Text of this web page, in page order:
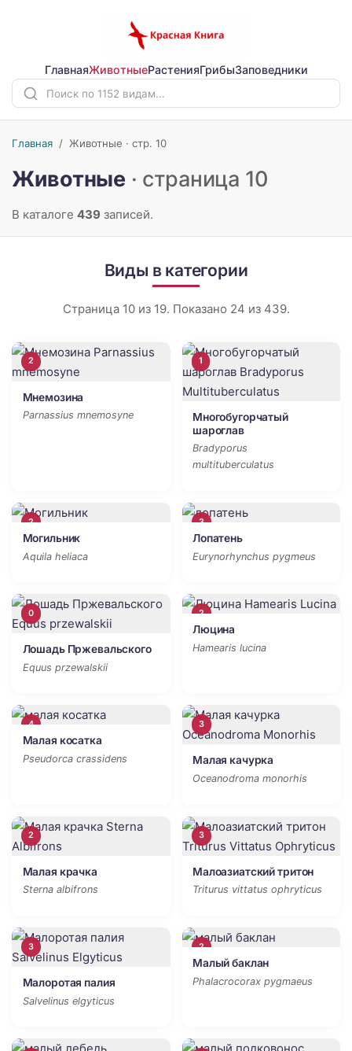
ГлавнаяЖивотныеРастенияГрибыЗаповедники
Главная / Животные · стр. 10
Животные · страница 10
В каталоге 439 записей.
Виды в категории
Страница 10 из 19. Показано 24 из 439.
2
Мнемозина
Parnassius mnemosyne
1
Многобугорчатый
шароглав
Bradyporus
multituberculatus
2
Могильник
Aquila heliaca
3
Лопатень
Eurynorhynchus pygmeus
0
Лошадь Пржевальского
Equus przewalskii
2
Люцина
Hamearis lucina
4
Малая косатка
Pseudorca crassidens
3
Малая качурка
Oceanodroma monorhis
2
Малая крачка
Sterna albifrons
3
Малоазиатский тритон
Triturus vittatus ophryticus
3
Малоротая палия
Salvelinus elgyticus
2
Малый баклан
Phalacrocorax pygmaeus